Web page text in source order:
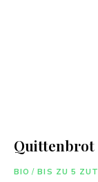
BIO / BIS ZU 5